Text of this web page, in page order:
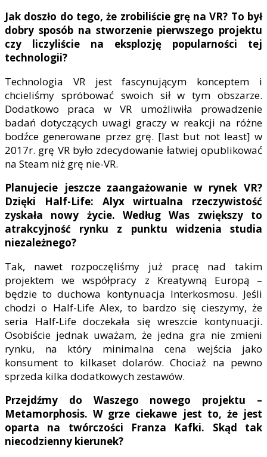
Jak doszło do tego, że zrobiliście grę na VR? To był
dobry sposób na stworzenie pierwszego projektu
czy liczyliście na eksplozję popularności tej
technologii?
Technologia VR jest fascynującym konceptem i
chcieliśmy spróbować swoich sił w tym obszarze.
Dodatkowo praca w VR umożliwiła prowadzenie
badań dotyczących uwagi graczy w reakcji na różne
bodźce generowane przez grę. [last but not least] w
2017r. grę VR było zdecydowanie łatwiej opublikować
na Steam niż grę nie-VR.
Planujecie jeszcze zaangażowanie w rynek VR?
Dzięki Half-Life: Alyx wirtualna rzeczywistość
zyskała nowy życie. Według Was zwiększy to
atrakcyjność rynku z punktu widzenia studia
niezależnego?
Tak, nawet rozpoczęliśmy już pracę nad takim
projektem we współpracy z Kreatywną Europą –
będzie to duchowa kontynuacja Interkosmosu. Jeśli
chodzi o Half-Life Alex, to bardzo się cieszymy, że
seria Half-Life doczekała się wreszcie kontynuacji.
Osobiście jednak uważam, że jedna gra nie zmieni
rynku, na który minimalna cena wejścia jako
konsument to kilkaset dolarów. Chociaż na pewno
sprzeda kilka dodatkowych zestawów.
Przejdźmy do Waszego nowego projektu –
Metamorphosis. W grze ciekawe jest to, że jest
oparta na twórczości Franza Kafki. Skąd tak
niecodzienny kierunek?